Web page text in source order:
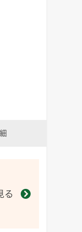
る